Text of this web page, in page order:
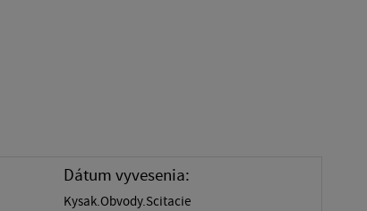
Dátum vyvesenia:
Kysak.Obvody.Scitacie